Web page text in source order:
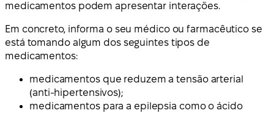
medicamentos podem apresentar interações.
Em concreto, informa o seu médico ou farmacêutico se
está tomando algum dos seguintes tipos de
medicamentos:
medicamentos que reduzem a tensão arterial
(anti-hipertensivos);
medicamentos para a epilepsia como o ácido